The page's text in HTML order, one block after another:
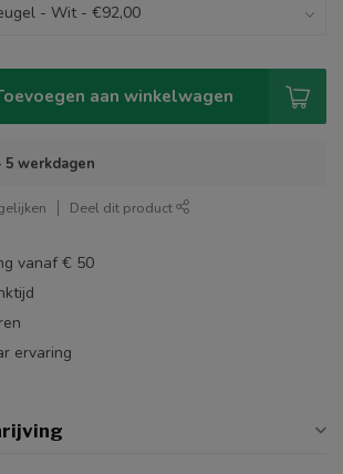
aan winkelwagen
5 werkdagen
Deel dit product
vanaf € 50
ervaring